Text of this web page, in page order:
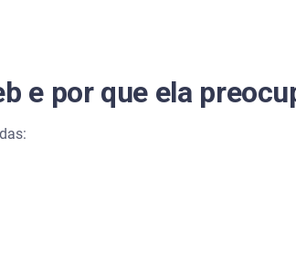
e por que ela